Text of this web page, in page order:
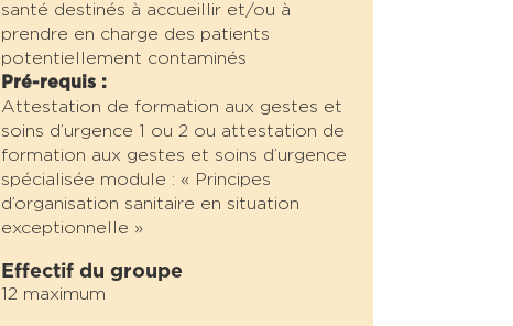
santé destinés à accueillir et/ou à
prendre en charge des patients
potentiellement contaminés
Pré-requis :
Attestation de formation aux gestes et
soins d’urgence 1 ou 2 ou attestation de
formation aux gestes et soins d’urgence
spécialisée module : « Principes
d’organisation sanitaire en situation
exceptionnelle »
Effectif du groupe
12 maximum